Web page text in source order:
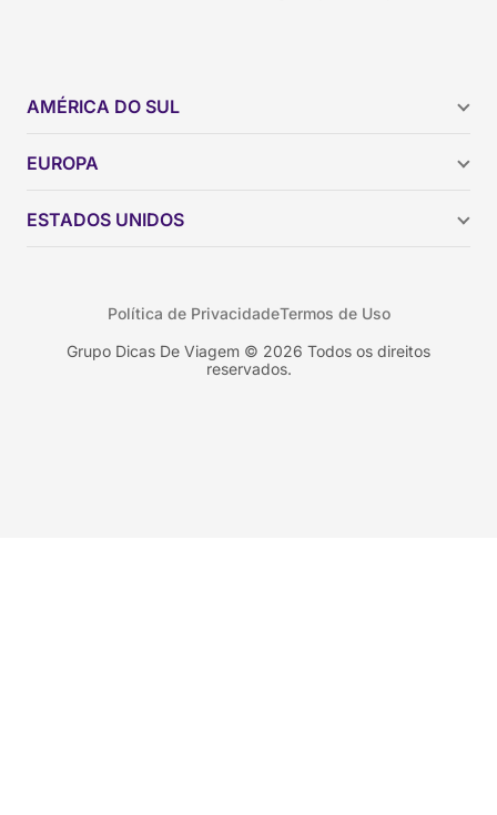
AMÉRICA DO SUL
Brasil
Colômbia
EUROPA
ESTADOS UNIDOS
Nova York
Grupo Dicas De Viagem © 2026 Todos os direitos
reservados.
Política de PrivacidadeTermos de Uso